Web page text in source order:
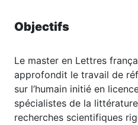
Objectifs
Le master en Lettres
approfondit le travail de
sur l’humain initié en
spécialistes de la
recherches scientifiques